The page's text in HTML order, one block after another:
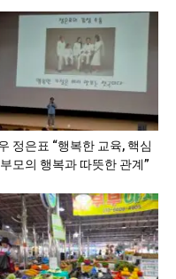
정은표 “행복한 교육, 핵심
모의 행복과 따뜻한 관계”